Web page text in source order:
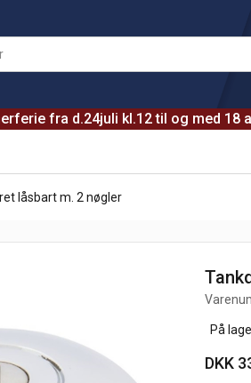
fra d.24juli kl.12 til og med 18
låsbart m. 2 nøgler
På
DKK